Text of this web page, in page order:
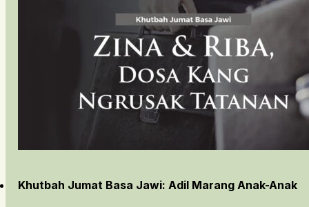
Khutbah Jumat Basa Jawi: Adil Marang Anak-Anak